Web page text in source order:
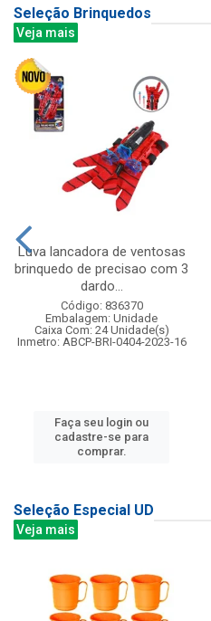
Seleção Brinquedos
Veja mais
Luva lancadora de ventosas
brinquedo de precisao com 3
dardo...
Código: 836370
Embalagem: Unidade
Caixa Com: 24 Unidade(s)
Inmetro: ABCP-BRI-0404-2023-16
Faça seu login ou
cadastre-se para
comprar.
Seleção Especial UD
Veja mais